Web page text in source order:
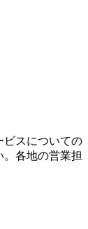
ビスについての
各地の営業担